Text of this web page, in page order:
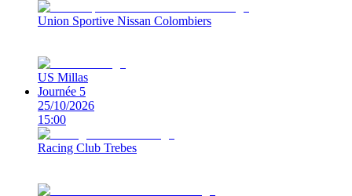
Union Sportive Nissan Colombiers
US Millas
Journée 5
25/10/2026
15:00
Racing Club Trebes